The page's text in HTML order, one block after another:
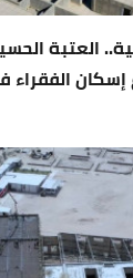
العتبة
الفقراء